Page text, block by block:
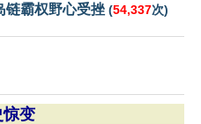
链霸权野心受挫 (54,337次)
惊变